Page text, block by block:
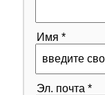
Имя *
Эл. почта *